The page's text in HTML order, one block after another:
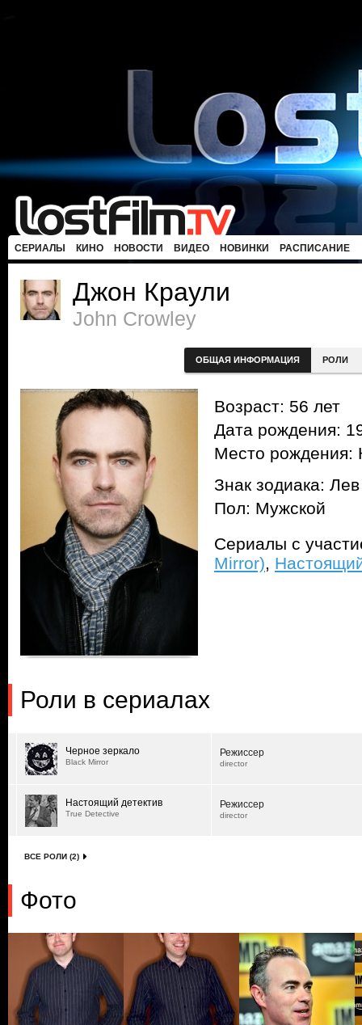
СЕРИАЛЫ КИНО НОВОСТИ ВИДЕО НОВИНКИ РАСПИСАНИЕ
Джон Краули
John Crowley
ОБЩАЯ ИНФОРМАЦИЯ РОЛИ
Возраст: 56 лет
Дата рождения:
Место рождения:
Знак зодиака: Лев
Пол: Мужской
Сериалы с
Mirror),
Роли в сериалах
Черное зеркало
Black Mirror
Режиссер
director
Настоящий детектив
True Detective
Режиссер
director
ВСЕ РОЛИ (2)
Фото